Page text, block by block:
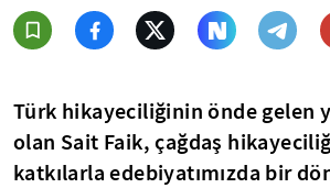
Türk hikayeciliğinin önde gelen
olan Sait Faik, çağdaş
katkılarla edebiyatımızda bir